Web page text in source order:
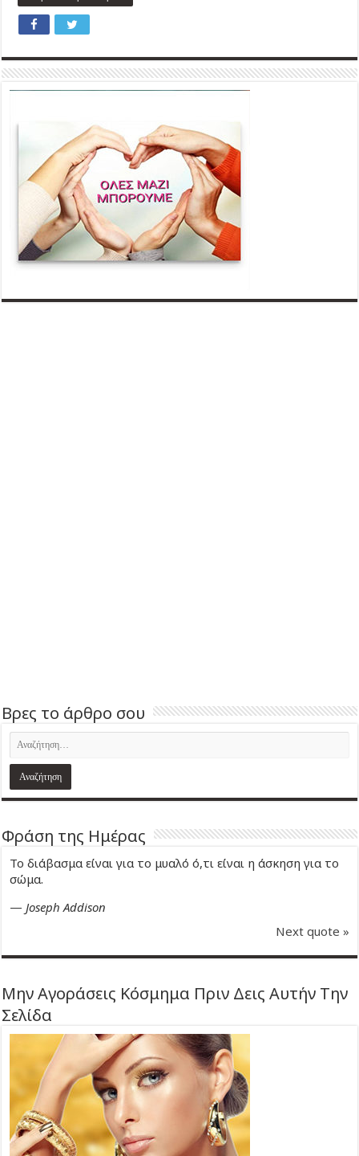
Βρες το άρθρο σου
Φράση της Ημέρας
Το διάβασμα είναι για το μυαλό ό,τι είναι η άσκηση για το
σώμα.
— Joseph Addison
Next quote »
Μην Αγοράσεις Κόσμημα Πριν Δεις Αυτήν Την
Σελίδα